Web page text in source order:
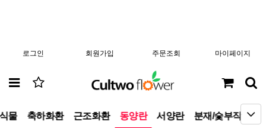
로그인 회원가입 주문조회 마이페이지
물 축하화환 근조화환 동양란 서양란 분재/숯부작